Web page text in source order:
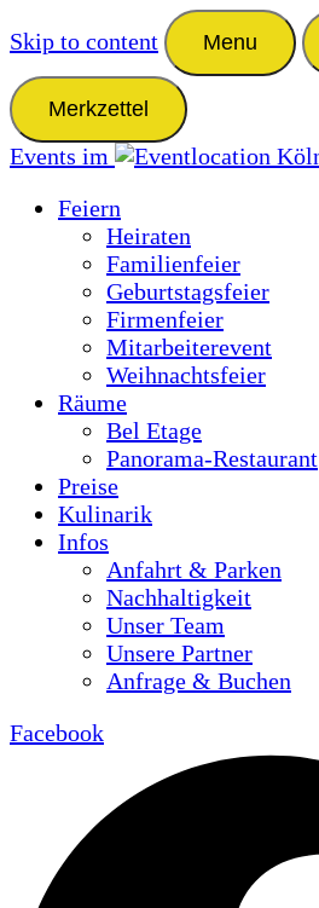
Skip to content Menu
Merkzettel
Events im
Feiern
Heiraten
Familienfeier
Geburtstagsfeier
Firmenfeier
Mitarbeiterevent
Weihnachtsfeier
Räume
Bel Etage
Panorama-Restaurant
Preise
Kulinarik
Infos
Anfahrt & Parken
Nachhaltigkeit
Unser Team
Unsere Partner
Anfrage & Buchen
Facebook